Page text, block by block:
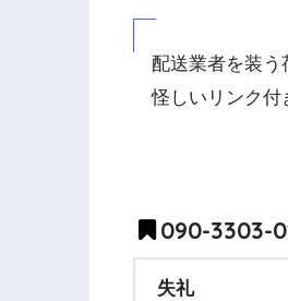
配送業者を装う
怪しいリンク付
090-3303-
失礼